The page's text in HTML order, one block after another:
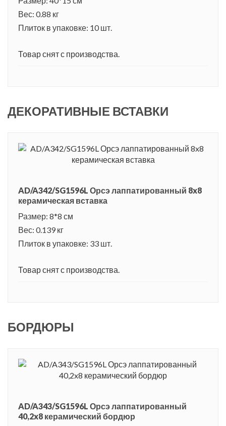
Вес: 0.88 кг
Плиток в упаковке: 10 шт.
Товар снят с производства.
ДЕКОРАТИВНЫЕ ВСТАВКИ
AD/A342/SG1596L Орсэ лаппатированный 8x8
керамическая вставка
Размер: 8*8 см
Вес: 0.139 кг
Плиток в упаковке: 33 шт.
Товар снят с производства.
БОРДЮРЫ
AD/A343/SG1596L Орсэ лаппатированный
40,2x8 керамический бордюр